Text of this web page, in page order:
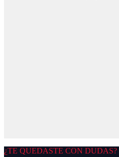
¿TE QUEDASTE CON DUDAS?